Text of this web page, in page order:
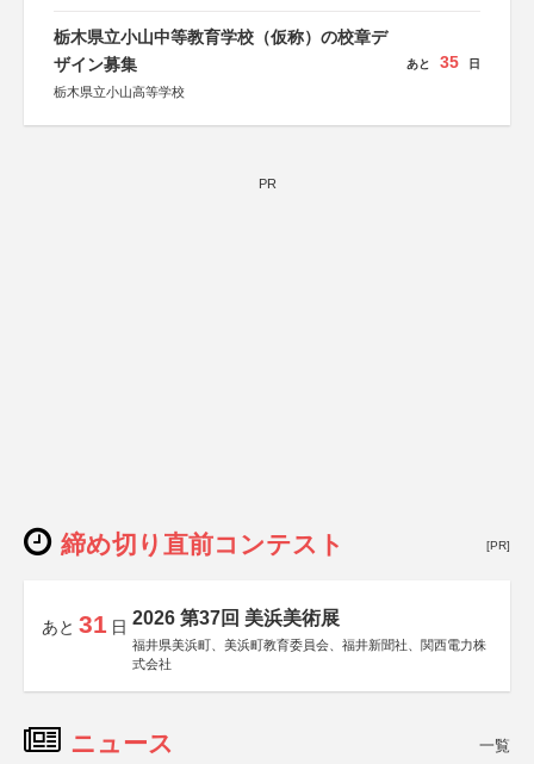
栃木県立小山中等教育学校（仮称）の校章デ
ザイン募集
栃木県立小山高等学校
あと 35 日
PR
締め切り直前コンテスト [PR]
あと 31 日 2026 第37回 美浜美術展
福井県美浜町、美浜町教育委員会、福井新聞社、関西電力株
式会社
ニュース 一覧